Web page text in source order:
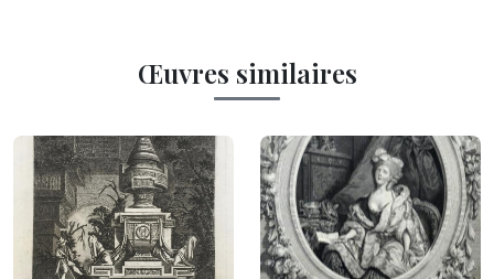
Œuvres similaires